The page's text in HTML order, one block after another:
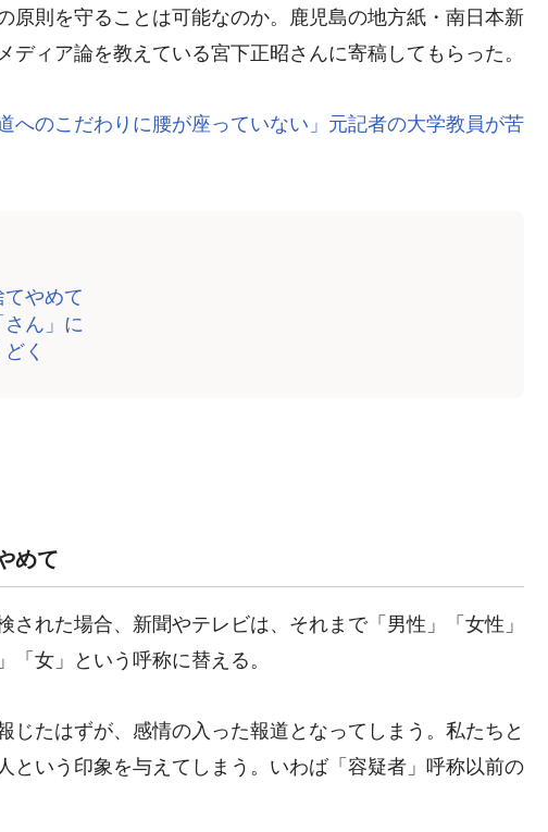
原則を守ることは可能なのか。鹿児島の地方紙・南日本新
ィア論を教えている宮下正昭さんに寄稿してもらった。
へのこだわりに腰が座っていない」元記者の大学教員が苦
やめて
ん」に
く
めて
された場合、新聞やテレビは、それまで「男性」「女性」
女」という呼称に替える。
じたはずが、感情の入った報道となってしまう。私たちと
という印象を与えてしまう。いわば「容疑者」呼称以前の